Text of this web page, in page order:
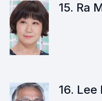
15. Ra
16.